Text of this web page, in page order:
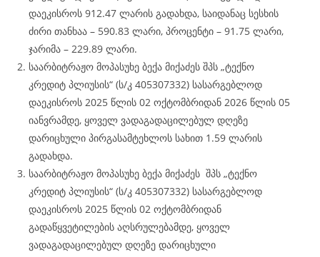
დაეკისროს 912.47 ლარის გადახდა, საიდანაც სესხის
ძირი თანხაა – 590.83 ლარი, პროცენტი – 91.75 ლარი,
ჯარიმა – 229.89 ლარი.
საარბიტრაჟო მოპასუხე ბექა მიქაძეს შპს „ტექნო
კრედიტ პლიუსის“ (ს/კ 405307332) სასარგებლოდ
დაეკისროს 2025 წლის 02 ოქტომბრიდან 2026 წლის 05
იანვრამდე, ყოველ ვადაგადაცილებულ დღეზე
დარიცხული პირგასამტეხლოს სახით 1.59 ლარის
გადახდა.
საარბიტრაჟო მოპასუხე ბექა მიქაძეს შპს „ტექნო
კრედიტ პლიუსის“ (ს/კ 405307332) სასარგებლოდ
დაეკისროს 2025 წლის 02 ოქტომბრიდან
გადაწყვეტილების აღსრულებამდე, ყოველ
ვადაგადაცილებულ დღეზე დარიცხული